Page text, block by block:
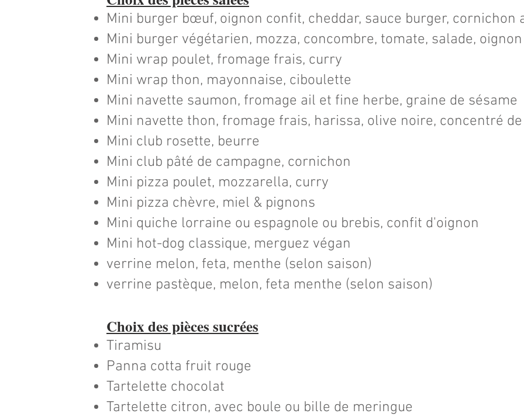
Mini burger bœuf, oignon confit, cheddar, sauce burger, cornichon
Mini burger végétarien, mozza, concombre, tomate, salade,
Mini wrap poulet, fromage frais, curry
Mini wrap thon, mayonnaise, ciboulette
Mini navette saumon, fromage ail et fine herbe, graine de sésame
Mini navette thon, fromage frais, harissa, olive noire, concentré
Mini club rosette, beurre
Mini club pâté de campagne, cornichon
Mini pizza poulet, mozzarella, curry
Mini pizza chèvre, miel & pignons
Mini quiche lorraine ou espagnole ou brebis, confit d'oignon
Mini hot-dog classique, merguez végan
verrine melon, feta, menthe (selon saison)
verrine pastèque, melon, feta menthe (selon saison)
Choix des pièces sucrées
Tiramisu
Panna cotta fruit rouge
Tartelette chocolat
Tartelette citron, avec boule ou bille de meringue